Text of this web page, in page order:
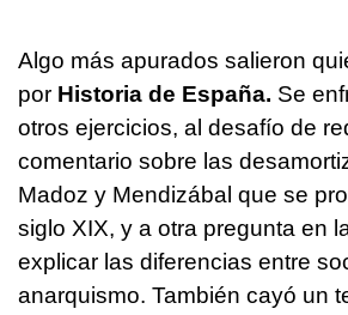
Algo más apurados salieron
por Historia de España. Se
otros ejercicios, al desafío de
comentario sobre las
Madoz y Mendizábal que se
siglo XIX, y a otra pregunta en
explicar las diferencias entre
anarquismo. También cayó un